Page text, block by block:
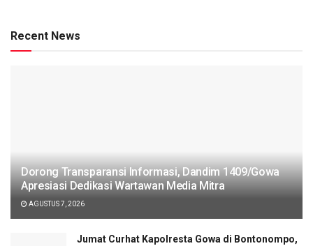
Recent News
Dorong Transparansi Informasi, Dandim 1409/Gowa
Apresiasi Dedikasi Wartawan Media Mitra
AGUSTUS 7, 2026
Jumat Curhat Kapolresta Gowa di Bontonompo,